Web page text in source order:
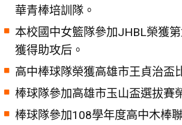
華青棒培訓隊。
本校國中女籃隊參加JHBL榮獲
獲得助攻后。
高中棒球隊榮獲高雄市王貞治盃
棒球隊參加高雄市玉山盃選拔賽
棒球隊參加108學年度高中木棒